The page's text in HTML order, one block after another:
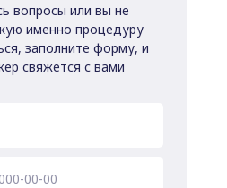
вопросы или вы не
именно процедуру
заполните форму, и
свяжется с вами